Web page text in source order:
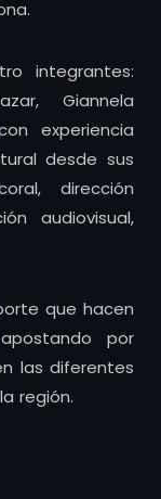
integrantes:
Giannela
experiencia
desde sus
dirección
audiovisual,
que hacen
por
las diferentes
región.